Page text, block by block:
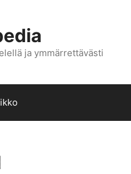
ja ymmärrettävästi